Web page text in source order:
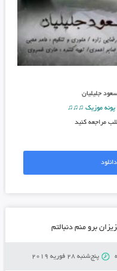
جلیلیان
پونه موزیک ♫♫♫
مراجعه کنید
برو منم دنبالتم
پنج‌شنبه 28 فوریه 2019